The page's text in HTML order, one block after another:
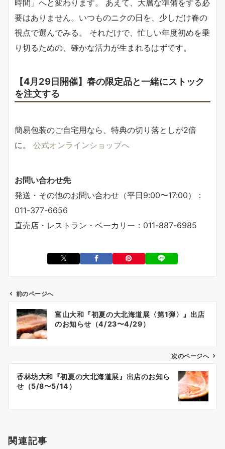
時間」へと変わります。 あえて、大層な準備をする必
要はありません。いつものニクの日を、少しだけ春の
視点で選んでみる。 それだけで、忙しい年度初めを乗
り切るための、確かな活力が生まれるはずです。
【4月29日開催】春の限定品と一緒にストック
を注文する
簡易包装のご自宅用なら、特典の切り落としが2倍
に。
公式オンラインショップへ
お問い合わせ先
発送・その他のお問い合わせ（平日9:00〜17:00）：
011-377-6656
直売店・レストラン・ベーカリー：011-887-6985
ビ
ン
前のページへ
富山大和『初夏の大北海道展〈第1弾〉』出店
のお知らせ（4/23〜4/29）
次のページへ
香林坊大和『初夏の大北海道展』出店のお知ら
せ（5/8〜5/14）
関連記事